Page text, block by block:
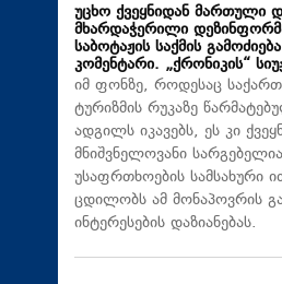
უცხო ქვეყნიდან მართული
მხარდაჭერილი
საბოტაჟის საქმის
კომენტარი. „ქრონიკის“
იმ ფონზე, როდესაც
ტურიზმის რუკაზე
ადგილს იკავებს, ეს კი
მნიშვნელოვანი
უსაფრთხოების სამსახური
ცდილობს ამ მონაპოვრის
ინტერესების დაზიანებას.